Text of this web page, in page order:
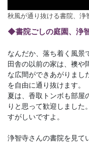
秋風が通り抜ける書院、浄
◆書院ごしの庭園、浄
なんだか、落ち着く風景
田舎の以前の家は、襖や
な広間ができあがりまし
を自由に通り抜けます。
夏は、香取トンボも部屋
りと思って歓迎しまし
すがしいですよ。
浄智寺さんの書院を見て